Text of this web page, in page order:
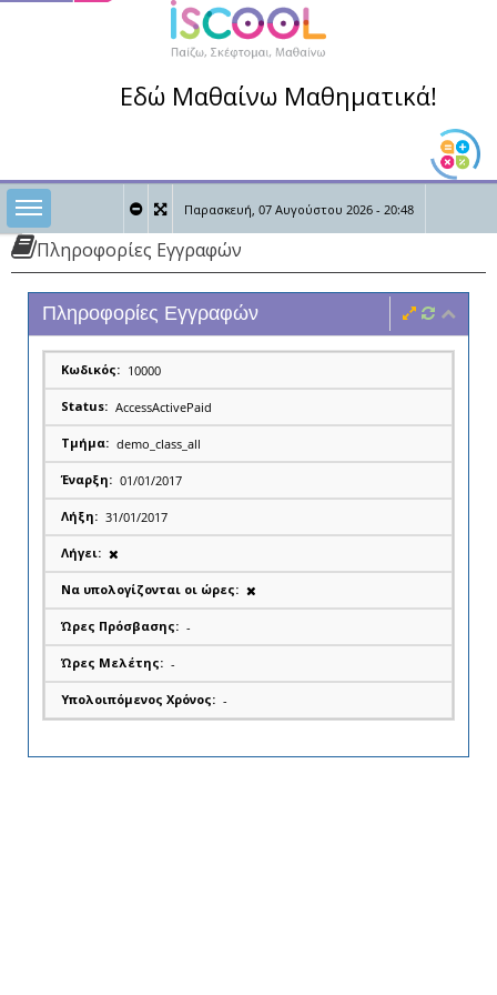
Εδώ Μαθαίνω Μαθηματικά!
Toggle sidebar
Παρασκευή, 07 Αυγούστου 2026 - 20:48
0
Πληροφορίες Εγγραφών
Πληροφορίες Εγγραφών
10000
AccessActivePaid
demo_class_all
01/01/2017
31/01/2017
-
-
-